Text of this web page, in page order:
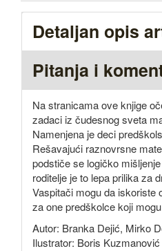
Detaljan opis
Pitanja i
Na stranicama ove knjige
zadaci iz čudesnog sveta
Namenjena je deci
Rešavajući raznovrsne
podstiče se logičko
roditelje je to lepa prilika za
Vaspitači mogu da iskoriste
za one predškolce koji
Autor: Branka Dejić, Mirko
Ilustrator: Boris Kuzmanović